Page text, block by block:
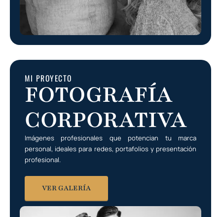
MI PROYECTO
FOTOGRAFÍA
CORPORATIVA
Imágenes profesionales que potencian tu marca
personal, ideales para redes, portafolios y presentación
profesional.
VER GALERÍA